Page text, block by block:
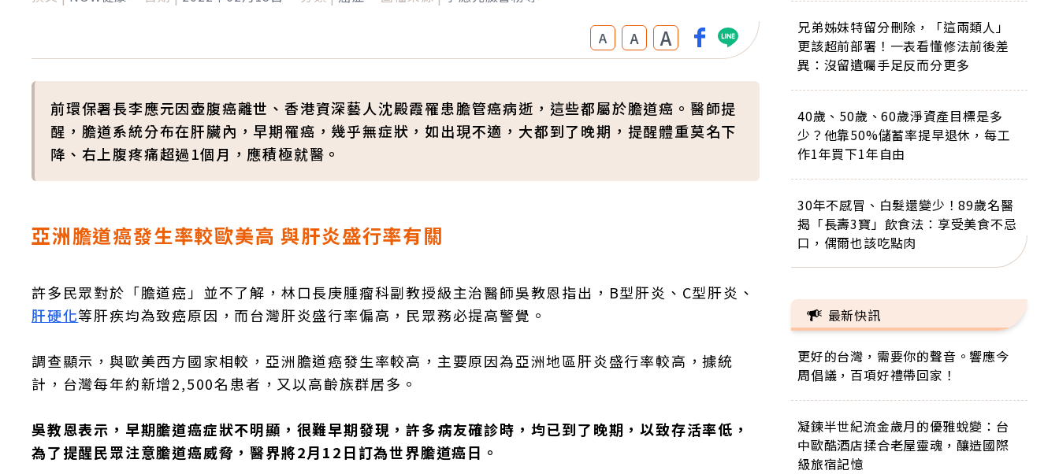
A A A
前環保署長李應元因壺腹癌離世、香港資深藝人沈殿霞罹患膽管癌病逝，這些都屬於膽道癌。醫師提
醒，膽道系統分布在肝臟內，早期罹癌，幾乎無症狀，如出現不適，大都到了晚期，提醒體重莫名下
降、右上腹疼痛超過1個月，應積極就醫。
亞洲膽道癌發生率較歐美高 與肝炎盛行率有關
許多民眾對於「膽道癌」並不了解，林口長庚腫瘤科副教授級主治醫師吳教恩指出，B型肝炎、C型肝炎、
肝硬化等肝疾均為致癌原因，而台灣肝炎盛行率偏高，民眾務必提高警覺。
調查顯示，與歐美西方國家相較，亞洲膽道癌發生率較高，主要原因為亞洲地區肝炎盛行率較高，據統
計，台灣每年約新增2,500名患者，又以高齡族群居多。
吳教恩表示，早期膽道癌症狀不明顯，很難早期發現，許多病友確診時，均已到了晚期，以致存活率低，
為了提醒民眾注意膽道癌威脅，醫界將2月12日訂為世界膽道癌日。
兄弟姊妹特留分刪除，「這兩類人」
更該超前部署！一表看懂修法前後差
異：沒留遺囑手足反而分更多
40歲、50歲、60歲淨資產目標是多
少？他靠50%儲蓄率提早退休，每工
作1年買下1年自由
30年不感冒、白髮還變少！89歲名醫
揭「長壽3寶」飲食法：享受美食不忌
口，偶爾也該吃點肉
最新快訊
更好的台灣，需要你的聲音。響應今
周倡議，百項好禮帶回家！
凝鍊半世紀流金歲月的優雅蛻變：台
中歐酷酒店揉合老屋靈魂，釀造國際
級旅宿記憶